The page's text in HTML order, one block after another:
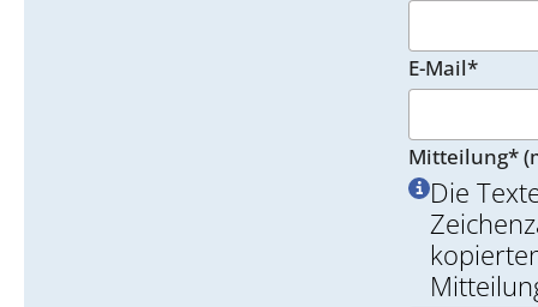
E-Mail*
Die
Mitteilung*